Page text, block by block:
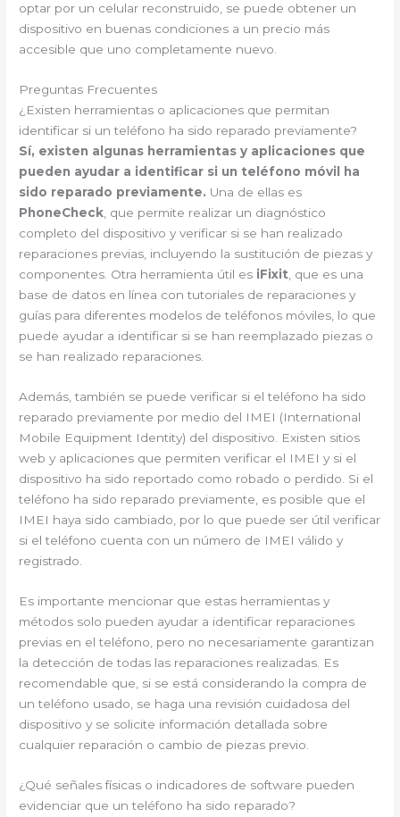
optar por un celular reconstruido, se puede obtener un
dispositivo en buenas condiciones a un precio más
accesible que uno completamente nuevo.
Preguntas Frecuentes
¿Existen herramientas o aplicaciones que permitan
identificar si un teléfono ha sido reparado previamente?
Sí, existen algunas herramientas y aplicaciones que
pueden ayudar a identificar si un teléfono móvil ha
sido reparado previamente. Una de ellas es
PhoneCheck , que permite realizar un diagnóstico
completo del dispositivo y verificar si se han realizado
reparaciones previas, incluyendo la sustitución de piezas y
componentes. Otra herramienta útil es iFixit , que es una
base de datos en línea con tutoriales de reparaciones y
guías para diferentes modelos de teléfonos móviles, lo que
puede ayudar a identificar si se han reemplazado piezas o
se han realizado reparaciones.
Además, también se puede verificar si el teléfono ha sido
reparado previamente por medio del IMEI (International
Mobile Equipment Identity) del dispositivo. Existen sitios
web y aplicaciones que permiten verificar el IMEI y si el
dispositivo ha sido reportado como robado o perdido. Si el
teléfono ha sido reparado previamente, es posible que el
IMEI haya sido cambiado, por lo que puede ser útil verificar
si el teléfono cuenta con un número de IMEI válido y
registrado.
Es importante mencionar que estas herramientas y
métodos solo pueden ayudar a identificar reparaciones
previas en el teléfono, pero no necesariamente garantizan
la detección de todas las reparaciones realizadas. Es
recomendable que, si se está considerando la compra de
un teléfono usado, se haga una revisión cuidadosa del
dispositivo y se solicite información detallada sobre
cualquier reparación o cambio de piezas previo.
¿Qué señales físicas o indicadores de software pueden
evidenciar que un teléfono ha sido reparado?